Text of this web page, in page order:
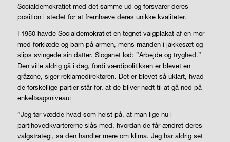
Socialdemokratiet med det samme ud og forsvarer deres
position i stedet for at fremhæve deres unikke kvaliteter.
I 1950 havde Socialdemokratiet en tegnet valgplakat af en mor
med forklæde og barn på armen, mens manden i jakkesæt og
slips svingede sin datter. Sloganet lød: ”Arbejde og tryghed.”
Den ville aldrig gå i dag, fordi værdipolitikken er blevet en
gråzone, siger reklamedirektøren. Det er blevet så uklart, hvad
de forskellige partier står for, at de bliver nødt til at gå ned på
enkeltsagsniveau:
”Jeg tør vædde hvad som helst på, at man lige nu i
partihovedkvartererne slås med, hvordan de får ændret deres
valgstrategi, så den handler mere om klima. Jeg har aldrig set